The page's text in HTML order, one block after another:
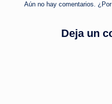
Aún no hay comentarios.
Deja un